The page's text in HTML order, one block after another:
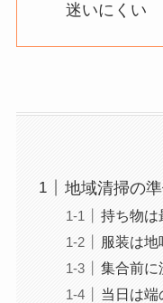
迷いにくい
地域清掃の
持ち物は
服装は地
集合前に
当日は端